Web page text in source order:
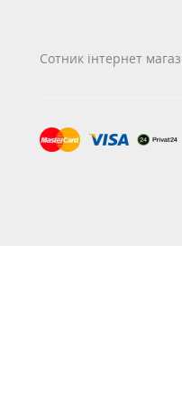
Сотник інтернет